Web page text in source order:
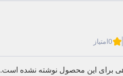
0امتیاز
برای این محصول نوشته نشده است.